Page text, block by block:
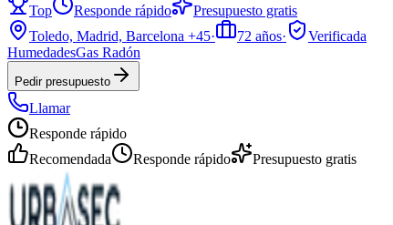
Top
Responde rápido
Presupuesto gratis
Toledo, Madrid, Barcelona +45· 72 años·
Verificada
HumedadesGas Radón
Pedir presupuesto
Llamar
Responde rápido
Recomendada
Responde rápido Presupuesto gratis